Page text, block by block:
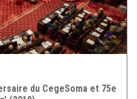
du CegeSoma et 75e